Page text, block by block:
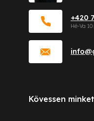
info@
+420
Kövessen minket